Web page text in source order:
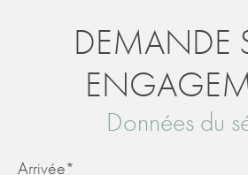
DEMANDE
Données du
Arrivée*